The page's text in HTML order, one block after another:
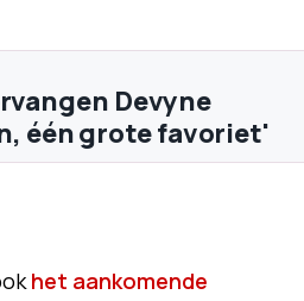
Devyne
één grote favoriet'
het aankomende